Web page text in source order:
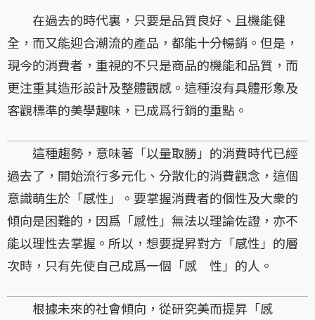
在過去的時代裏，只要是品質良好、且機能健
全，而又能迎合潮流的產品，都能十分暢銷。但是，
現今的消費者，重視的不只是商品的機能和品質，而
更注重其造形設計及整體觀感。這種沒有具體形象及
客觀標準的美學趣味，已成爲行銷的重點。
這種趨勢，意味著「以量取勝」的消費時代已經
過去了，開始流行多元化、分散化的消費觀念，這個
意識萌生於「感性」。要掌握消費者的個性及大衆的
傾向是困難的，因爲「感性」無法以理論佐證，亦不
能以理性去掌握。所以，想要提昇對方「感性」的層
次時，只有先使自己成爲一個「感 性」的人。
根據未來的社會傾向，從研究美而提昇「感